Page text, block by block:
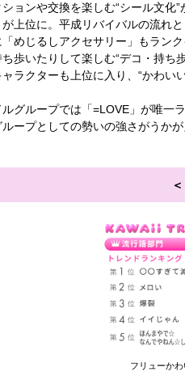
ションや交換を楽しむ“シール文
上位に。平成リバイバルの流れ
「めじるしアクセサリー」もラン
ち歩いたりして楽しむ“デコ・持ち
ラクターも上位に入り、“かわい
ルグループでは「=LOVE」が唯一
ープとしての勢いの強さがうかが
フリューか